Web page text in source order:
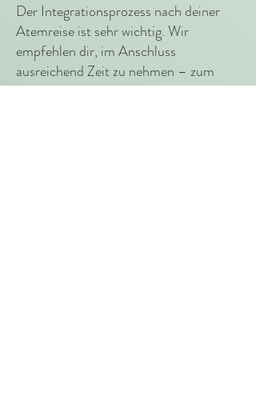
Der Integrationsprozess nach deiner
Atemreise ist sehr wichtig. Wir
empfehlen dir, im Anschluss
ausreichend Zeit zu nehmen – zum
Beispiel für Tagebuchschreiben, einen